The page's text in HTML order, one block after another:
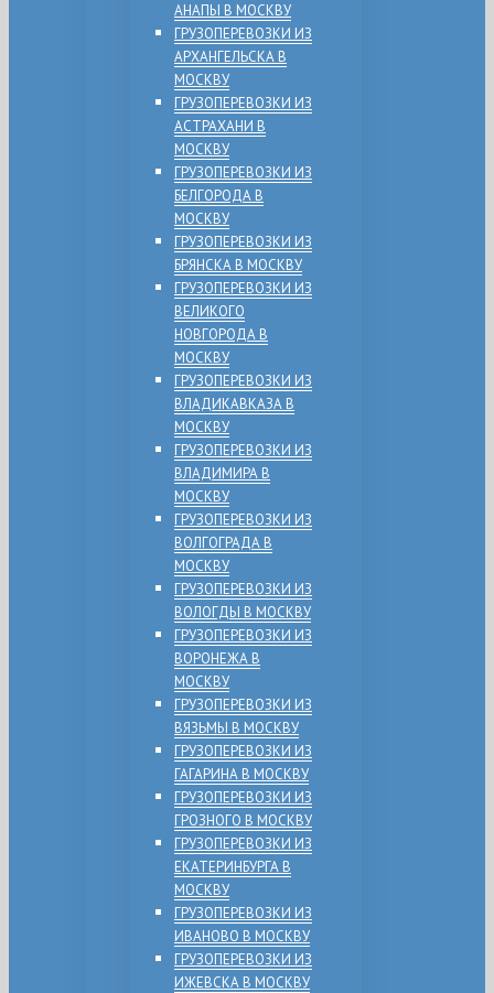
АНАПЫ В МОСКВУ
ГРУЗОПЕРЕВОЗКИ ИЗ
АРХАНГЕЛЬСКА В
МОСКВУ
ГРУЗОПЕРЕВОЗКИ ИЗ
АСТРАХАНИ В
МОСКВУ
ГРУЗОПЕРЕВОЗКИ ИЗ
БЕЛГОРОДА В
МОСКВУ
ГРУЗОПЕРЕВОЗКИ ИЗ
БРЯНСКА В МОСКВУ
ГРУЗОПЕРЕВОЗКИ ИЗ
ВЕЛИКОГО
НОВГОРОДА В
МОСКВУ
ГРУЗОПЕРЕВОЗКИ ИЗ
ВЛАДИКАВКАЗА В
МОСКВУ
ГРУЗОПЕРЕВОЗКИ ИЗ
ВЛАДИМИРА В
МОСКВУ
ГРУЗОПЕРЕВОЗКИ ИЗ
ВОЛГОГРАДА В
МОСКВУ
ГРУЗОПЕРЕВОЗКИ ИЗ
ВОЛОГДЫ В МОСКВУ
ГРУЗОПЕРЕВОЗКИ ИЗ
ВОРОНЕЖА В
МОСКВУ
ГРУЗОПЕРЕВОЗКИ ИЗ
ВЯЗЬМЫ В МОСКВУ
ГРУЗОПЕРЕВОЗКИ ИЗ
ГАГАРИНА В МОСКВУ
ГРУЗОПЕРЕВОЗКИ ИЗ
ГРОЗНОГО В МОСКВУ
ГРУЗОПЕРЕВОЗКИ ИЗ
ЕКАТЕРИНБУРГА В
МОСКВУ
ГРУЗОПЕРЕВОЗКИ ИЗ
ИВАНОВО В МОСКВУ
ГРУЗОПЕРЕВОЗКИ ИЗ
ИЖЕВСКА В МОСКВУ